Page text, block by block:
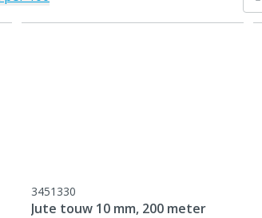
3451330
Jute touw 10 mm, 200 meter